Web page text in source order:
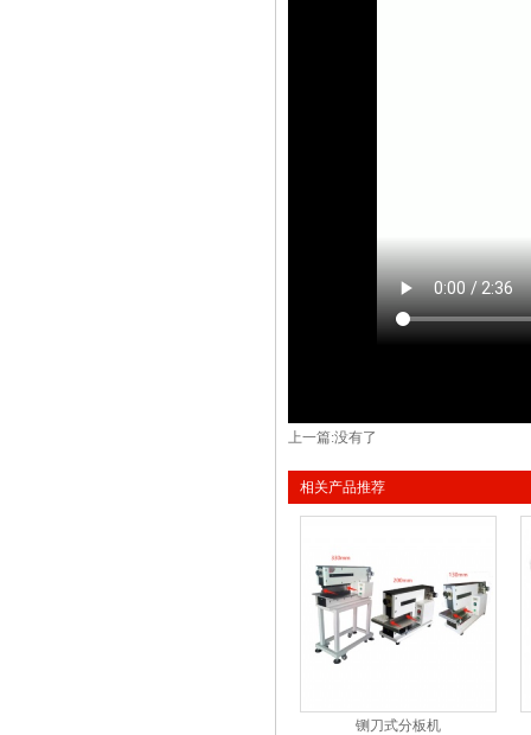
上一篇:没有了
相关产品推荐
铡刀式分板机